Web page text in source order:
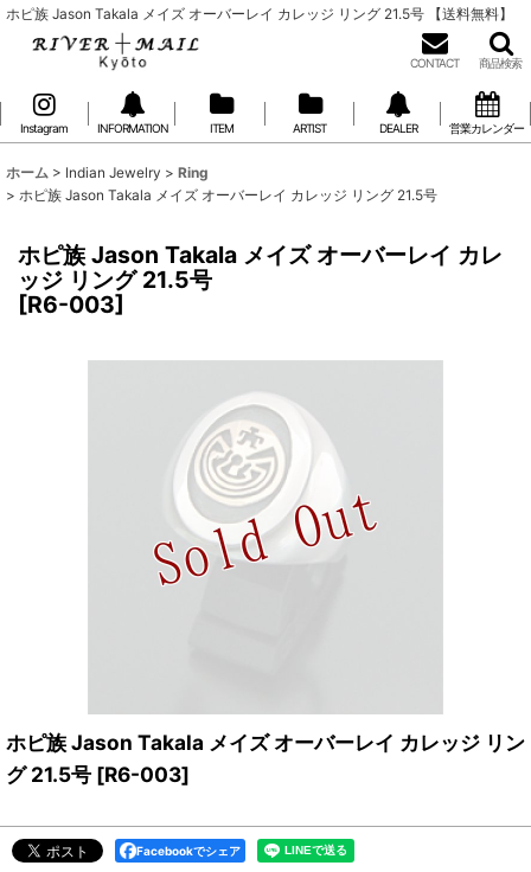
ホピ族 Jason Takala メイズ オーバーレイ カレッジ リング 21.5号 【送料無料】
CONTACT 商品検索
Instagram INFORMATION ITEM ARTIST DEALER 営業カレンダー
ホーム > Indian Jewelry > Ring
> ホピ族 Jason Takala メイズ オーバーレイ カレッジ リング 21.5号
ホピ族 Jason Takala メイズ オーバーレイ カレ
ッジ リング 21.5号
[R6-003]
ホピ族 Jason Takala メイズ オーバーレイ カレッジ リン
グ 21.5号 [R6-003]
Facebookでシェア